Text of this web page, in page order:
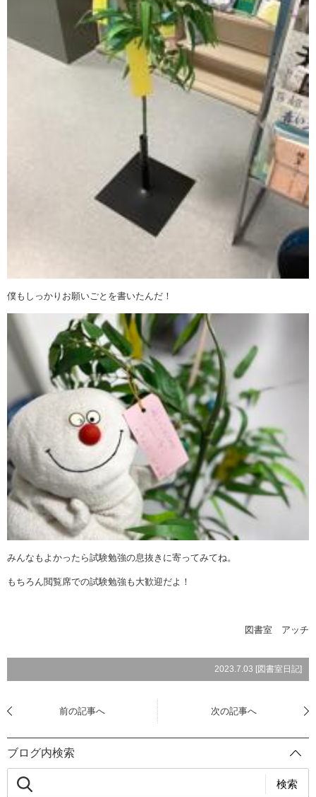
僕もしっかりお願いごとを書いたんだ！
みんなもよかったら試験勉強の息抜きに寄ってみてね。
もちろん閲覧席での試験勉強も大歓迎だよ！
図書室 アッチ
2023.7.03 [図書室日記]
前の記事へ 次の記事へ
ブログ内検索
検索